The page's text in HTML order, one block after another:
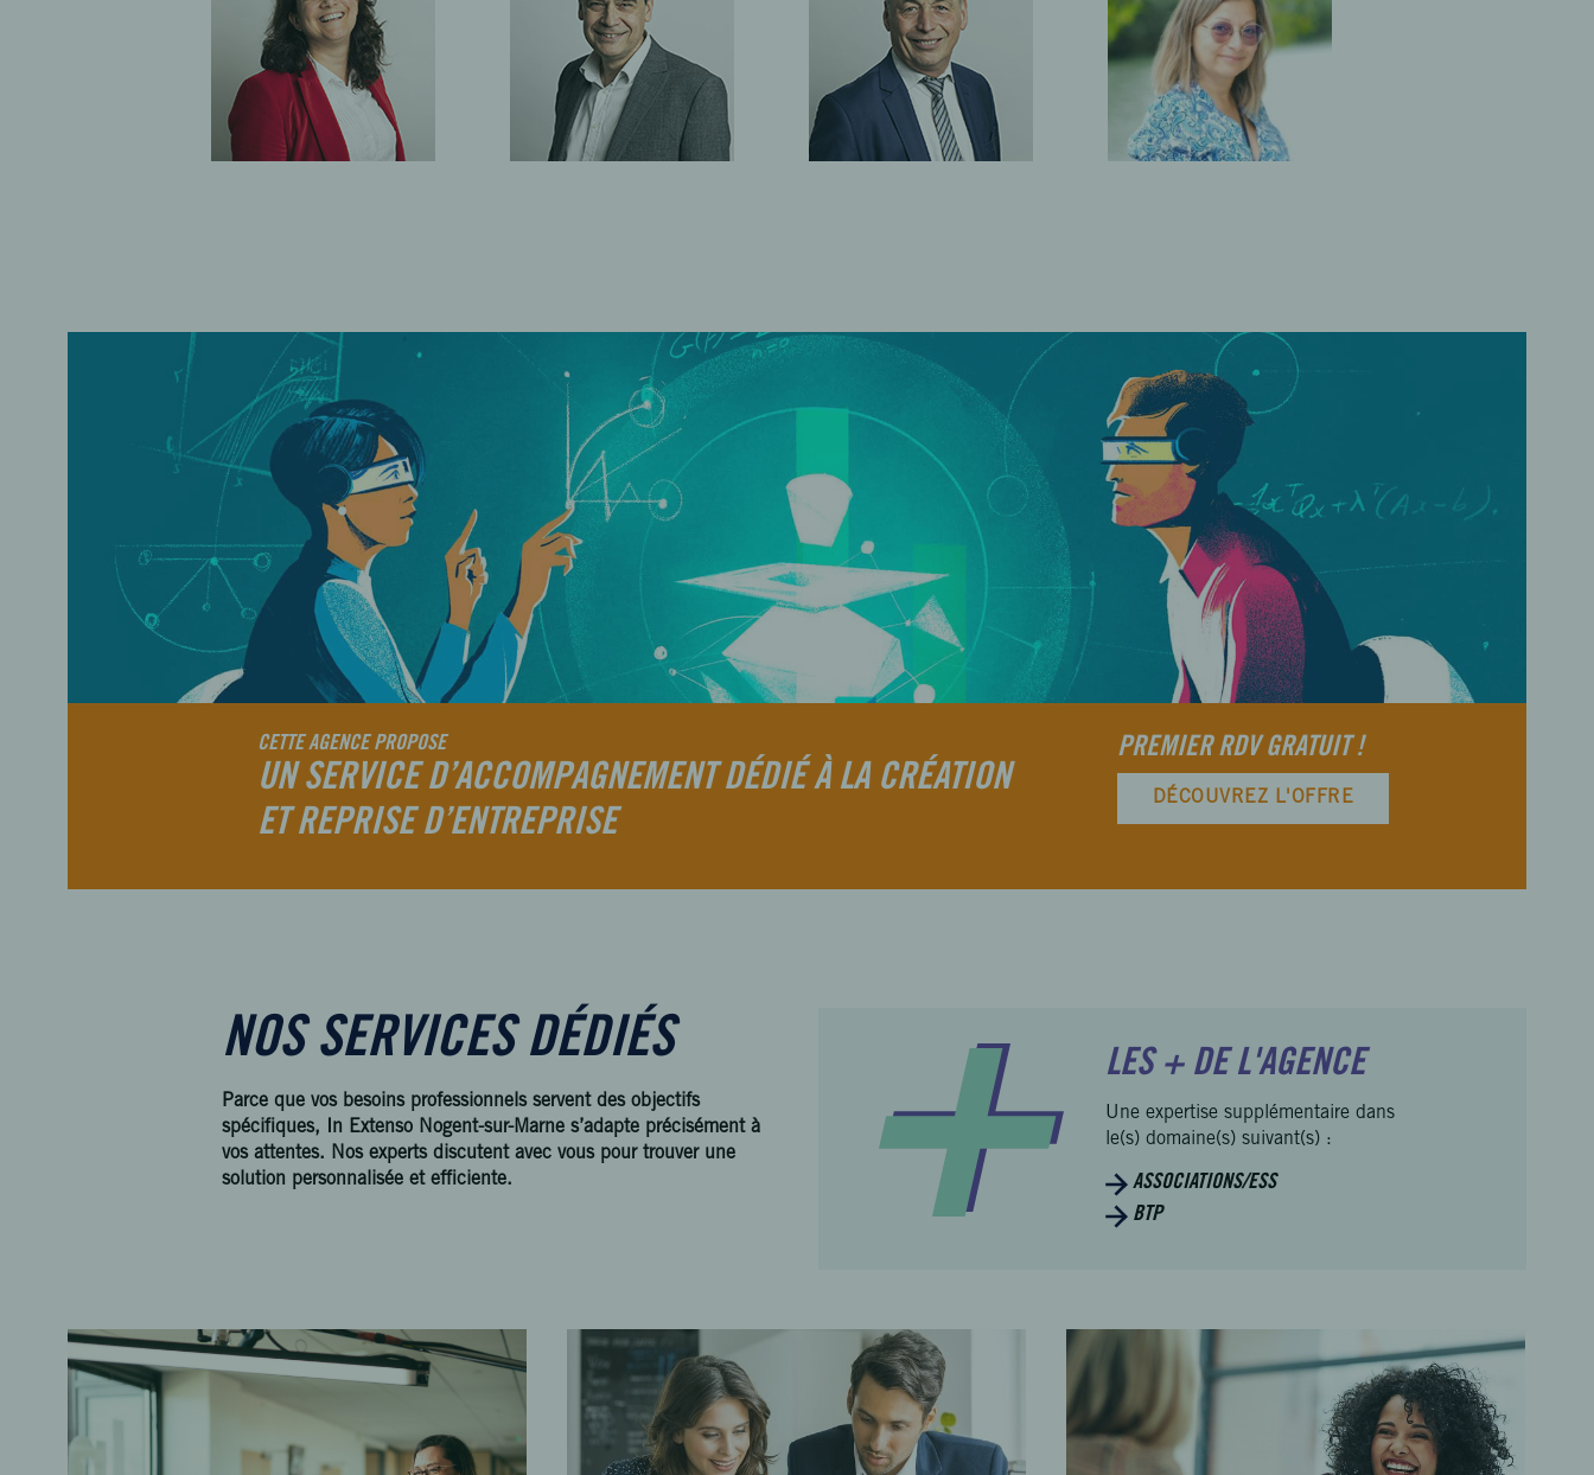
Directrice d'agence
CHRISTIAN SERPAUD
Conseillère In
Extenso Création
CETTE AGENCE PROPOSE
UN SERVICE D’ACCOMPAGNEMENT DÉDIÉ À LA CRÉATION
ET REPRISE D’ENTREPRISE
PREMIER RDV GRATUIT !
DÉCOUVREZ L'OFFRE
NOS SERVICES DÉDIÉS
Parce que vos besoins professionnels servent des objectifs
spécifiques, In Extenso Nogent-sur-Marne s’adapte précisément à
vos attentes. Nos experts discutent avec vous pour trouver une
solution personnalisée et efficiente.
LES + DE L'AGENCE
Une expertise supplémentaire dans
le(s) domaine(s) suivant(s) :
ASSOCIATIONS/ESS
BTP